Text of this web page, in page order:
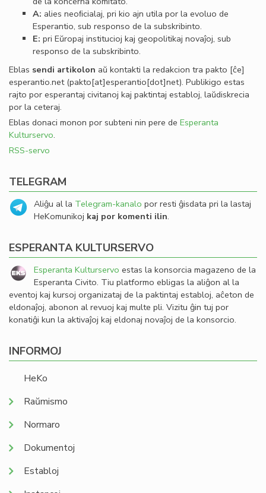
A: alies neoﬁcialaj, pri kio ajn utila por la evoluo de
Esperantio, sub responso de la subskribinto.
E: pri Eŭropaj institucioj kaj geopolitikaj novaĵoj, sub
responso de la subskribinto.
Eblas sendi artikolon aŭ kontakti la redakcion tra pakto [ĉe]
esperantio.net(pakto[at]esperantio[dot]net). Publikigo estas
rajto por esperantaj civitanoj kaj paktintaj establoj, laŭdiskrecia
por la ceteraj.
Eblas donaci monon por subteni nin pere de Esperanta
Kulturservo.
RSS-servo
TELEGRAM
Aliĝu al la Telegram-kanalo por resti ĝisdata pri la lastaj
HeKomunikoj kaj por komenti ilin.
ESPERANTA KULTURSERVO
Esperanta Kulturservo estas la konsorcia magazeno de la
Esperanta Civito. Tiu platformo ebligas la aliĝon al la
eventoj kaj kursoj organizataj de la paktintaj establoj, aĉeton de
eldonaĵoj, abonon al revuoj kaj multe pli. Vizitu ĝin tuj por
konatiĝi kun la aktivaĵoj kaj eldonaj novaĵoj de la konsorcio.
INFORMOJ
HeKo
Raŭmismo
Normaro
Dokumentoj
Establoj